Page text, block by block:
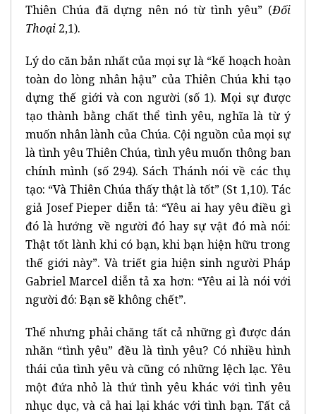
Thiên Chúa đã dựng nên nó từ tình yêu” (Đối
Thoại 2,1).
Lý do căn bản nhất của mọi sự là “kế hoạch hoàn
toàn do lòng nhân hậu” của Thiên Chúa khi tạo
dựng thế giới và con người (số 1). Mọi sự được
tạo thành bằng chất thể tình yêu, nghĩa là từ ý
muốn nhân lành của Chúa. Cội nguồn của mọi sự
là tình yêu Thiên Chúa, tình yêu muốn thông ban
chính mình (số 294). Sách Thánh nói về các thụ
tạo: “Và Thiên Chúa thấy thật là tốt” (St 1,10). Tác
giả Josef Pieper diễn tả: “Yêu ai hay yêu điều gì
đó là hướng về người đó hay sự vật đó mà nói:
Thật tốt lành khi có bạn, khi bạn hiện hữu trong
thế giới này”. Và triết gia hiện sinh người Pháp
Gabriel Marcel diễn tả xa hơn: “Yêu ai là nói với
người đó: Bạn sẽ không chết”.
Thế nhưng phải chăng tất cả những gì được dán
nhãn “tình yêu” đều là tình yêu? Có nhiều hình
thái của tình yêu và cũng có những lệch lạc. Yêu
một đứa nhỏ là thứ tình yêu khác với tình yêu
nhục dục, và cả hai lại khác với tình bạn. Tất cả